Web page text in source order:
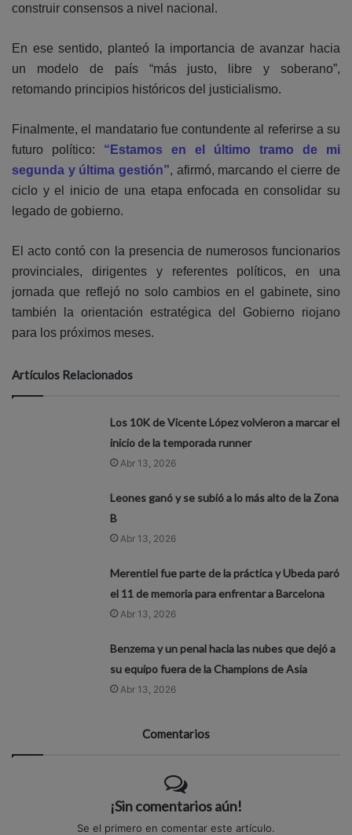
construir consensos a nivel nacional.
En ese sentido, planteó la importancia de avanzar hacia
un modelo de país “más justo, libre y soberano”,
retomando principios históricos del justicialismo.
Finalmente, el mandatario fue contundente al referirse a su
futuro político: “Estamos en el último tramo de mi
segunda y última gestión”, afirmó, marcando el cierre de
ciclo y el inicio de una etapa enfocada en consolidar su
legado de gobierno.
El acto contó con la presencia de numerosos funcionarios
provinciales, dirigentes y referentes políticos, en una
jornada que reflejó no solo cambios en el gabinete, sino
también la orientación estratégica del Gobierno riojano
para los próximos meses.
Artículos Relacionados
Los 10K de Vicente López volvieron a marcar el
inicio de la temporada runner
Abr 13, 2026
Leones ganó y se subió a lo más alto de la Zona
B
Abr 13, 2026
Merentiel fue parte de la práctica y Ubeda paró
el 11 de memoria para enfrentar a Barcelona
Abr 13, 2026
Benzema y un penal hacia las nubes que dejó a
su equipo fuera de la Champions de Asia
Abr 13, 2026
Comentarios
¡Sin comentarios aún!
Se el primero en comentar este artículo.